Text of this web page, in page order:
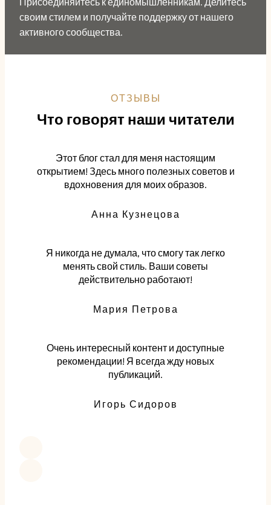
своим стилем и получайте поддержку от нашего
активного сообщества.
ОТЗЫВЫ
Что говорят наши читатели
Этот блог стал для меня настоящим
открытием! Здесь много полезных советов и
вдохновения для моих образов.
Анна Кузнецова
Я никогда не думала, что смогу так легко
менять свой стиль. Ваши советы
действительно работают!
Мария Петрова
Очень интересный контент и доступные
рекомендации! Я всегда жду новых
публикаций.
Игорь Сидоров